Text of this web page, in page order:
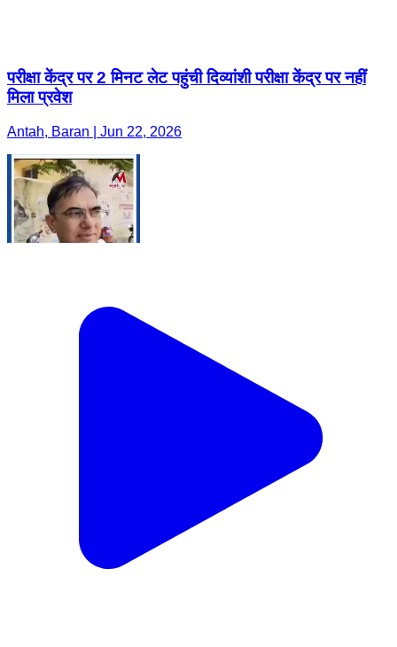
परीक्षा केंद्र पर 2 मिनट लेट पहुंची दिव्यांशी परीक्षा केंद्र पर नहीं
मिला प्रवेश
Antah, Baran | Jun 22, 2026